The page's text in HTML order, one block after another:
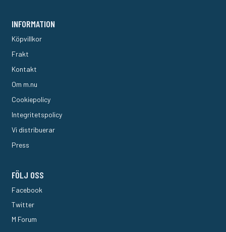
INFORMATION
Köpvillkor
Frakt
Kontakt
Om m.nu
Cookiepolicy
Integritetspolicy
Vi distribuerar
Press
FÖLJ OSS
Facebook
Twitter
M Forum